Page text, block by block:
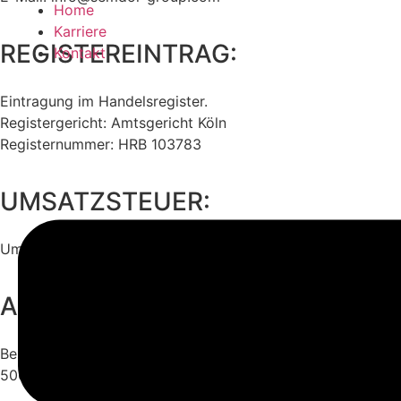
Home
Karriere
Kontakt
REGISTEREINTRAG:
Eintragung im Handelsregister.
Registergericht: Amtsgericht Köln
Registernummer: HRB 103783
UMSATZSTEUER:
Umsatzsteuer-Identifikationsnummer gemäß §27 a
AUFSICHTSBEHÖRDE:
Bezirksregierung Köln
50606 Köln